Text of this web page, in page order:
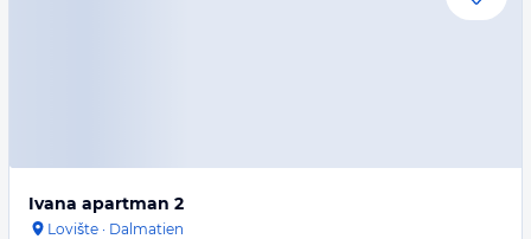
Ivana apartman 2
Lovište · Dalmatien